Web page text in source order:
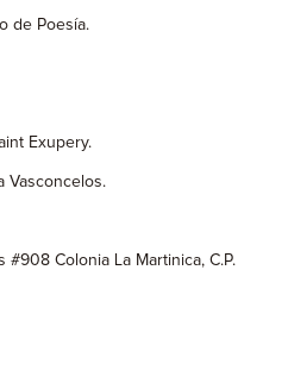
de Poesía.
Exupery.
Vasconcelos.
Colonia La Martinica, C.P.